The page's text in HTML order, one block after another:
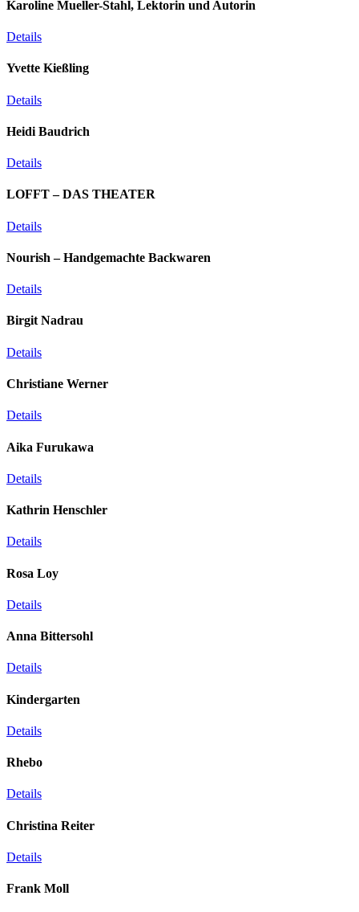
Karoline Mueller-Stahl, Lektorin und Autorin
Details
Yvette Kießling
Details
Heidi Baudrich
Details
LOFFT – DAS THEATER
Details
Nourish – Handgemachte Backwaren
Details
Birgit Nadrau
Details
Christiane Werner
Details
Aika Furukawa
Details
Kathrin Henschler
Details
Rosa Loy
Details
Anna Bittersohl
Details
Kindergarten
Details
Rhebo
Details
Christina Reiter
Details
Frank Moll